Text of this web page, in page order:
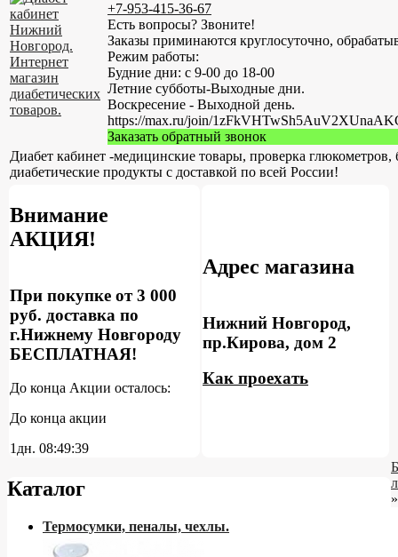
+7-953-415-36-67
Есть вопросы? Звоните!
Заказы приминаются круглосуточно,
Режим работы:
Будние дни: с 9-00 до 18-00
Летние субботы-Выходные дни.
Воскресение - Выходной день.
https://max.ru/join/
Заказать обратный звонок
Диабет кабинет -медицинские товары, проверка глюкометров,
диабетические продукты с доставкой по всей России!
Внимание
АКЦИЯ!
При покупке от 3 000
руб. доставка по
г.Нижнему Новгороду
БЕСПЛАТНАЯ!
До конца Акции осталось:
До конца акции
1дн. 08:49:38
Адрес магазина
Нижний Новгород,
пр.Кирова, дом 2
Как проехать
Каталог
Термосумки, пеналы, чехлы.
»